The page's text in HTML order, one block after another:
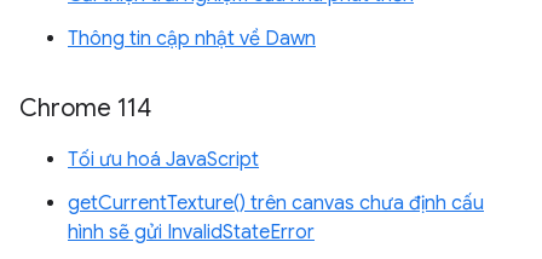
Thông tin cập nhật về Dawn
Chrome 114
Tối ưu hoá JavaScript
getCurrentTexture() trên canvas chưa định cấu
hình sẽ gửi InvalidStateError